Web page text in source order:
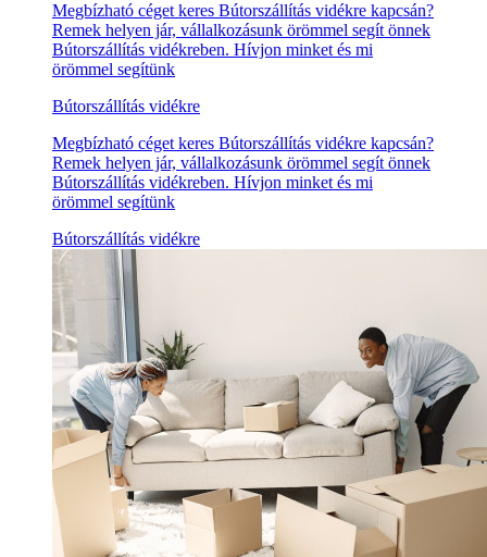
Megbízható céget keres Bútorszállítás vidékre kapcsán?
Remek helyen jár, vállalkozásunk örömmel segít önnek
Bútorszállítás vidékreben. Hívjon minket és mi
örömmel segítünk
Bútorszállítás vidékre
Megbízható céget keres Bútorszállítás vidékre kapcsán?
Remek helyen jár, vállalkozásunk örömmel segít önnek
Bútorszállítás vidékreben. Hívjon minket és mi
örömmel segítünk
Bútorszállítás vidékre